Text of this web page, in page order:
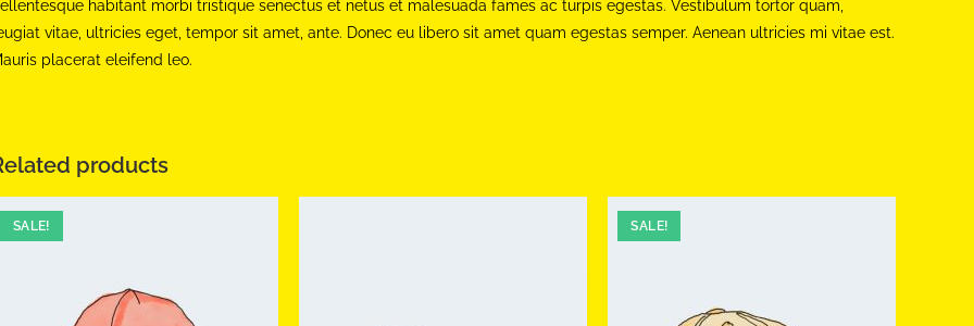
habitant morbi tristique senectus et netus et malesuada fames ac turpis egestas. Vestibulum tortor quam,
vitae, ultricies eget, tempor sit amet, ante. Donec eu libero sit amet quam egestas semper. Aenean ultricies mi vitae est.
placerat eleifend leo.
products
SALE! SALE!